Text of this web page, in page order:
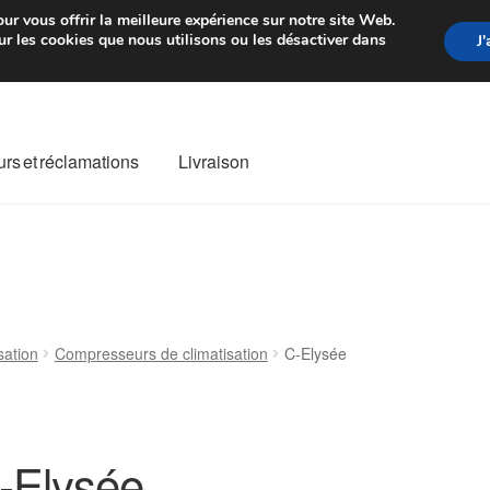
de 7 EUR Du lundi au
et réclamations Livraison
Compresseurs de climatisation C-Elysée
vous offrir la meilleure expérience sur notre site Web.
les cookies que nous utilisons ou les désactiver dans